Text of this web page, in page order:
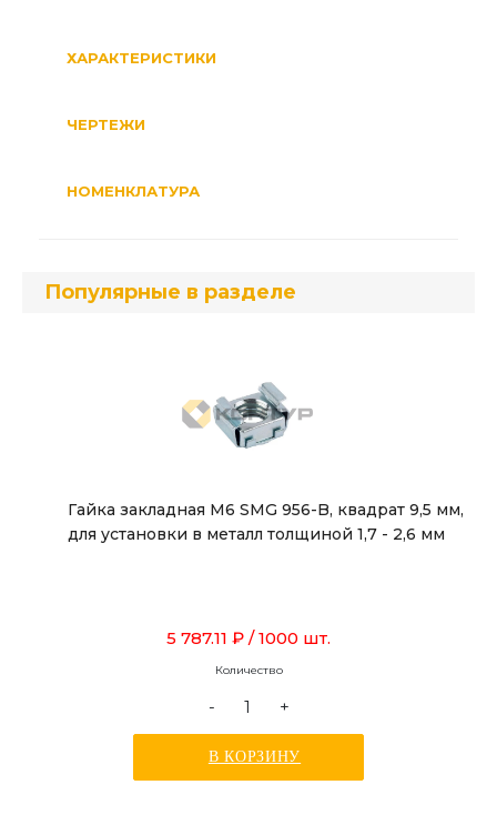
ХАРАКТЕРИСТИКИ
ЧЕРТЕЖИ
НОМЕНКЛАТУРА
Популярные в разделе
Гайка закладная М6 SMG 956-B, квадрат 9,5 мм,
для установки в металл толщиной 1,7 - 2,6 мм
5 787.11 ₽ / 1000 шт.
Количество
- +
В КОРЗИНУ